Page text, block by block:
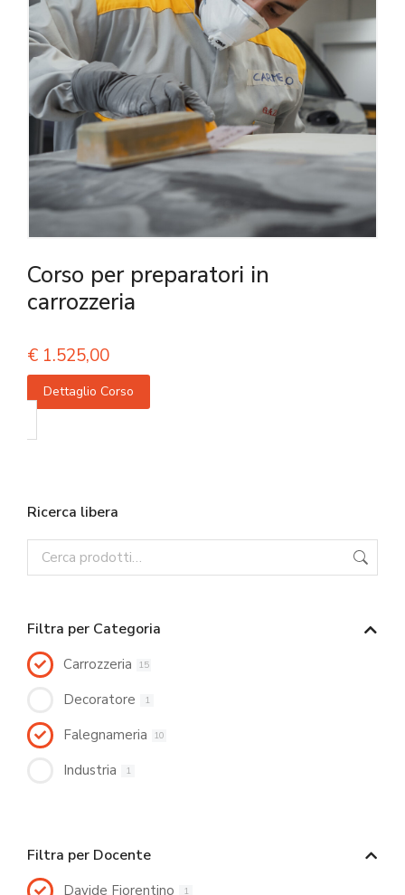
Corso per preparatori in
carrozzeria
€ 1.525,00
Dettaglio Corso
Ricerca libera
Filtra per Categoria
Carrozzeria 15
Decoratore 1
Falegnameria 10
Industria 1
Filtra per Docente
Davide Fiorentino 1